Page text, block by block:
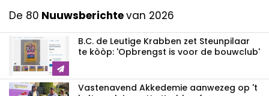
De 80 Nuuwsberichtevan 2026
B.C. de Leutige Krabben zet Steunpilaar
te kòòp: 'Opbrengst is voor de bouwclub'
Vastenavend Akkedemie aanwezeg op 't